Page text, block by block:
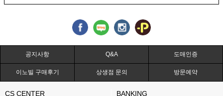
공지사항 Q&A 도매인증
이노빌 구매후기 상생점 문의 방문예약
CS CENTER BANKING